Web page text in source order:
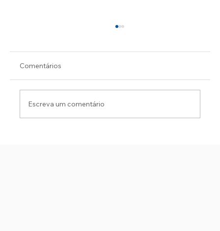
Comentários
Escreva um comentário